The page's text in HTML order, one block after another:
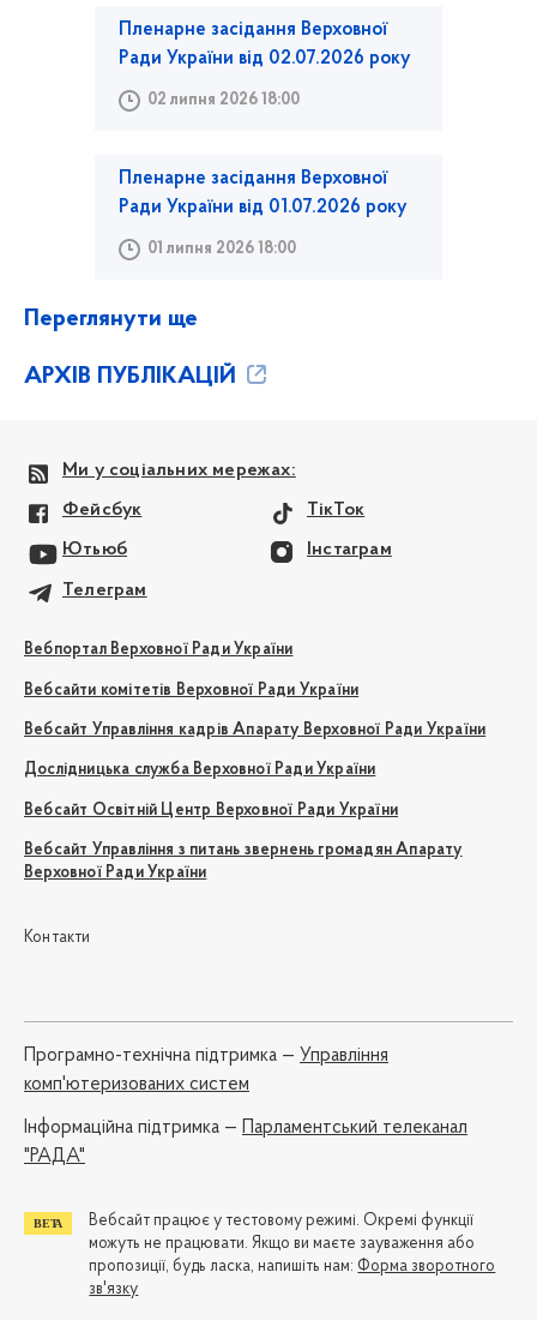
Пленарне засідання Верховної
Ради України від 02.07.2026 року
02 липня 2026 18:00
Пленарне засідання Верховної
Ради України від 01.07.2026 року
01 липня 2026 18:00
Переглянути ще
АРХІВ ПУБЛІКАЦІЙ
Ми у соціальних мережах:
Фейсбук ТікТок
Ютьюб Інстаграм
Телеграм
Вебпортал Верховної Ради України
Вебсайти комітетів Верховної Ради України
Вебсайт Управління кадрів Апарату Верховної Ради України
Дослідницька служба Верховної Ради України
Вебсайт Освітній Центр Верховної Ради України
Вебсайт Управління з питань звернень громадян Апарату
Верховної Ради України
Контакти
Програмно-технічна підтримка — Управління
комп'ютеризованих систем
Iнформаційна підтримка —
Парламентський телеканал
"РАДА"
Вебсайт працює у тестовому режимі. Окремі функції
можуть не працювати. Якщо ви маєте зауваження або
пропозиції, будь ласка, напишіть нам: Форма зворотного
зв'язку